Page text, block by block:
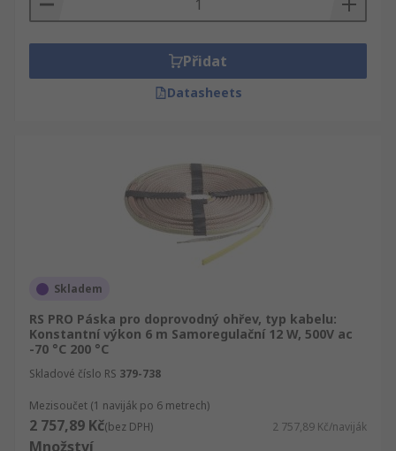
Přidat
Datasheets
Skladem
RS PRO Páska pro doprovodný ohřev, typ kabelu:
Konstantní výkon 6 m Samoregulační 12 W, 500V ac
-70 °C 200 °C
Skladové číslo RS 379-738
Mezisoučet (1 naviják po 6 metrech)
2 757,89 Kč(bez DPH) 2 757,89 Kč/naviják
Množství